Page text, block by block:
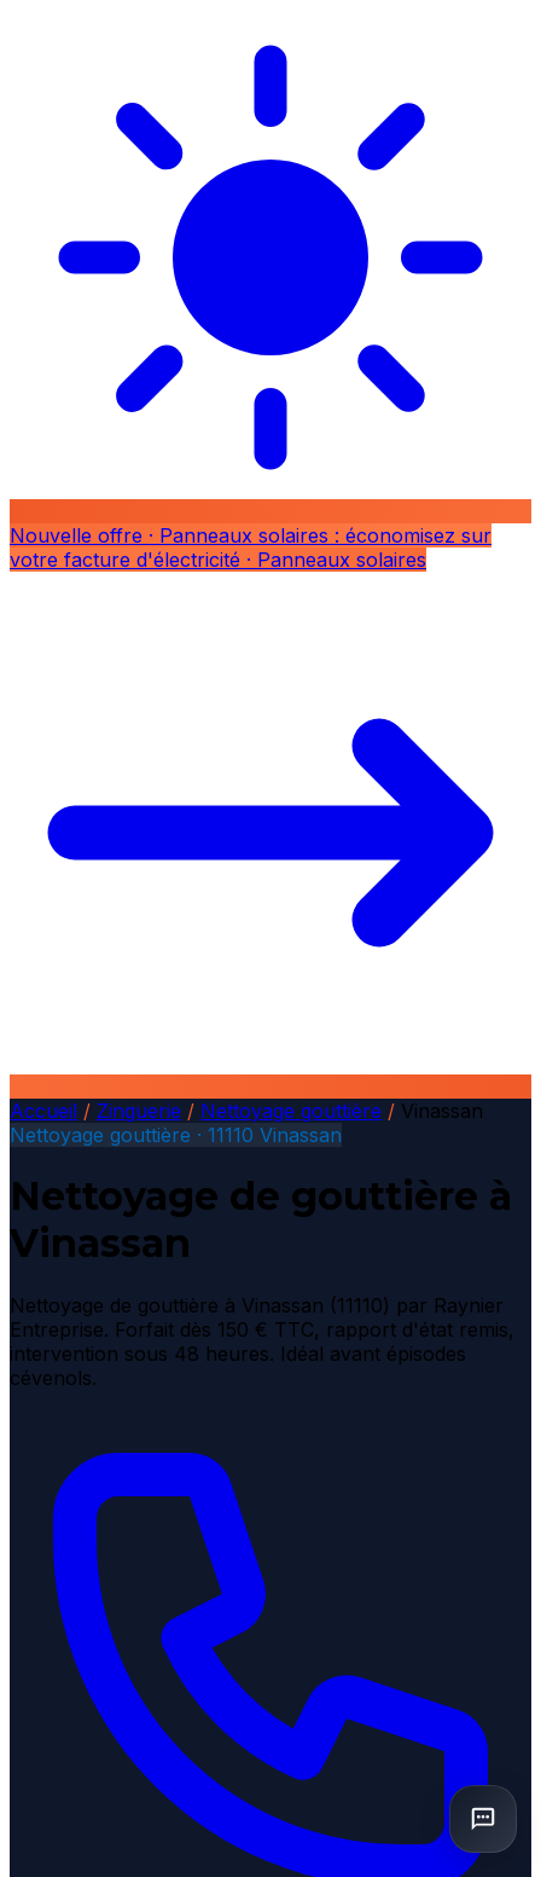
Nouvelle offre · Panneaux solaires : économisez sur
votre facture d'électricité · Panneaux solaires
Accueil / Zinguerie / Nettoyage gouttière / Vinassan
Nettoyage gouttière · 11110 Vinassan
Nettoyage de gouttière à
Vinassan
Nettoyage de gouttière à Vinassan (11110) par Raynier
Entreprise. Forfait dès 150 € TTC, rapport d'état remis,
intervention sous 48 heures. Idéal avant épisodes
cévenols.